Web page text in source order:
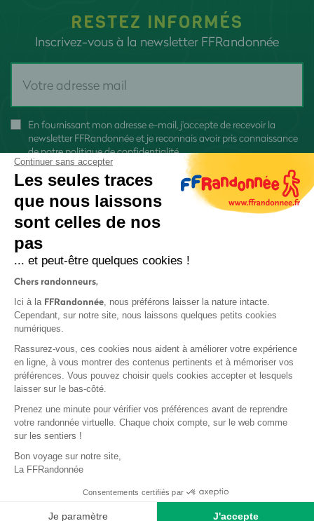
RESTEZ INFORMÉS
Inscrivez-vous à la newsletter FFRandonnée
En fournissant mon adresse e-mail, j'accepte de recevoir la
newsletter FFRandonnée et je reconnais avoir pris connaissance
denotre politique de confidentialité
Protection des données
Politique de confidentialité
Base documentaire
Continuer sans accepter
Les seules traces
que nous laissons
sont celles de nos
pas
... et peut-être quelques cookies !
Chers randonneurs,
Ici à la FFRandonnée, nous préférons laisser la nature intacte.
Cependant, sur notre site, nous laissons quelques petits cookies
numériques.
Rassurez-vous, ces cookies nous aident à améliorer votre expérience
en ligne, à vous montrer des contenus pertinents et à mémoriser vos
préférences. Vous pouvez choisir quels cookies accepter et lesquels
laisser sur le bas-côté.
Prenez une minute pour vérifier vos préférences avant de reprendre
votre randonnée virtuelle. Chaque choix compte, sur le web comme
sur les sentiers !
Bon voyage sur notre site,
La FFRandonnée
Consentements certifiés par
Je paramètre J'accepte